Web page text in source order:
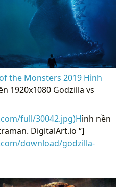
the Monsters 2019 Hình
1920x1080 Godzilla vs
full/30042.jpg)Hình nền
DigitalArt.io “]
download/godzilla-